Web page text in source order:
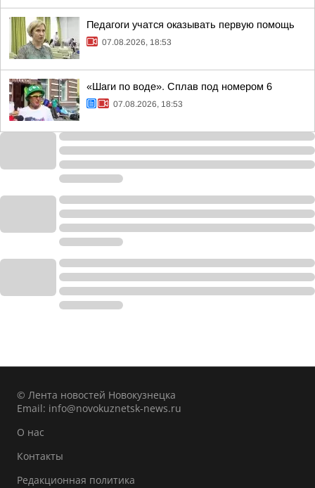
Педагоги учатся оказывать первую помощь
07.08.2026, 18:53
«Шаги по воде». Сплав под номером 6
07.08.2026, 18:53
© Лента новостей Новокузнецка
Email: info@novokuznetsk-news.ru
О нас
Контакты
Редакционная политика